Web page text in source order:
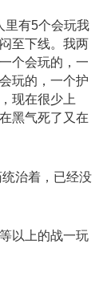
有5个会玩我
至下线。我两
个会玩的，一
玩的，一个护
现在很少上
黑气死了又在
治着，已经没
以上的战一玩